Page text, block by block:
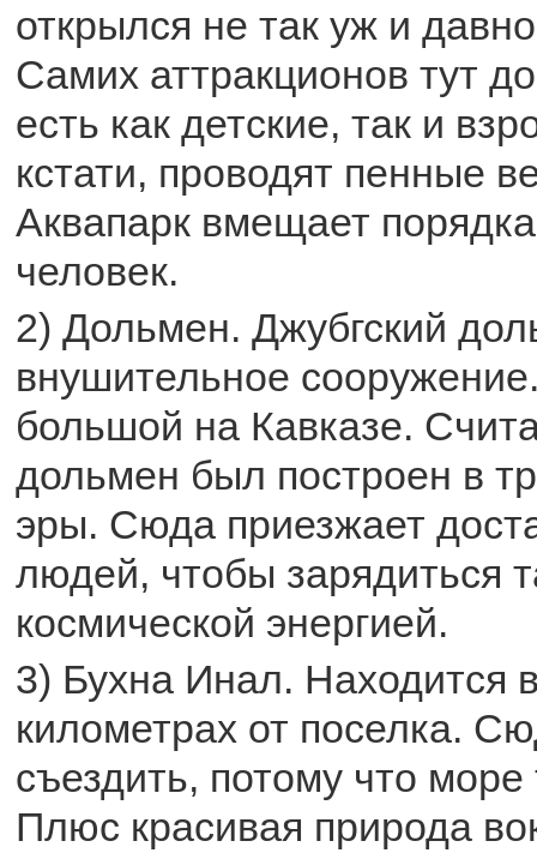
открылся не так уж и
Самих аттракционов тут
есть как детские, так и
кстати, проводят пенные
Аквапарк вмещает
человек.
2) Дольмен. Джубгский
внушительное
большой на Кавказе.
дольмен был построен в
эры. Сюда приезжает
людей, чтобы зарядиться
космической энергией.
3) Бухна Инал. Находится
километрах от поселка.
съездить, потому что море
Плюс красивая природа